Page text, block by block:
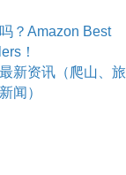
？Amazon Best
！
新资讯（爬山、旅
闻）